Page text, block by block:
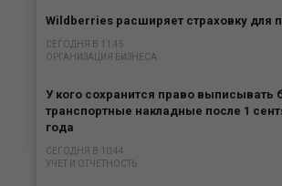
Wildberries расширяет страховку для
СЕГОДНЯ В 11:45
ОРГАНИЗАЦИЯ БИЗНЕСА
У кого сохранится право
транспортные накладные после 1
года
СЕГОДНЯ В 10:44
УЧЕТ И ОТЧЕТНОСТЬ